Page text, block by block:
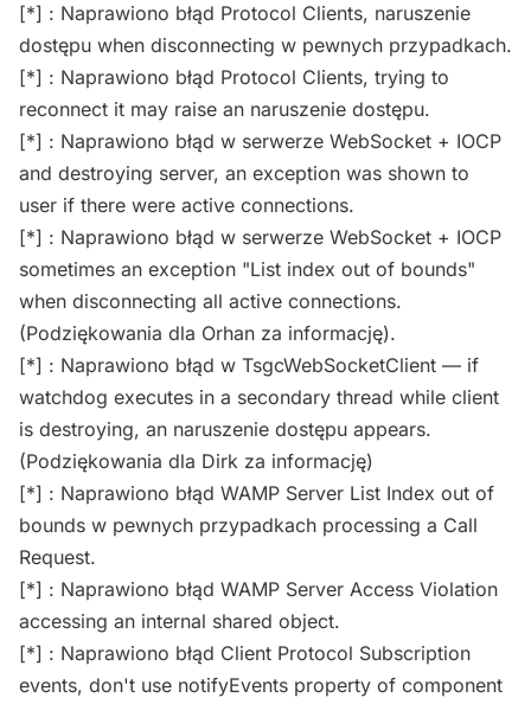
[*] : Naprawiono błąd Protocol Clients, naruszenie
dostępu when disconnecting w pewnych przypadkach.
[*] : Naprawiono błąd Protocol Clients, trying to
reconnect it may raise an naruszenie dostępu.
[*] : Naprawiono błąd w serwerze WebSocket + IOCP
and destroying server, an exception was shown to
user if there were active connections.
[*] : Naprawiono błąd w serwerze WebSocket + IOCP
sometimes an exception "List index out of bounds"
when disconnecting all active connections.
(Podziękowania dla Orhan za informację).
[*] : Naprawiono błąd w TsgcWebSocketClient — if
watchdog executes in a secondary thread while client
is destroying, an naruszenie dostępu appears.
(Podziękowania dla Dirk za informację)
[*] : Naprawiono błąd WAMP Server List Index out of
bounds w pewnych przypadkach processing a Call
Request.
[*] : Naprawiono błąd WAMP Server Access Violation
accessing an internal shared object.
[*] : Naprawiono błąd Client Protocol Subscription
events, don't use notifyEvents property of component